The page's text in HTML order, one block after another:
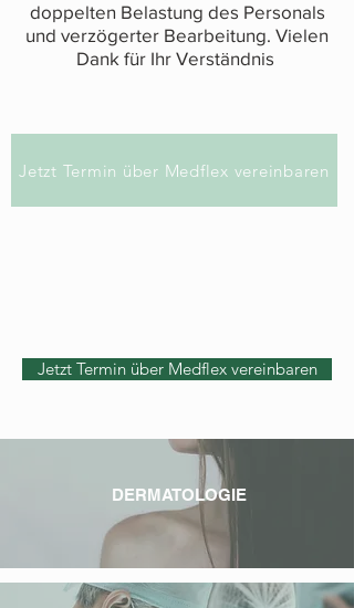
doppelten Belastung des Personals
und verzögerter Bearbeitung. Vielen
Dank für Ihr Verständnis
Jetzt Termin über Medflex vereinbaren
Jetzt Termin über Medflex vereinbaren
UNSERE LEISTUNGEN
DERMATOLOGIE